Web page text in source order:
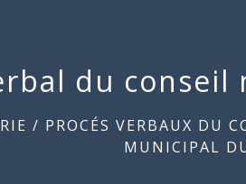
du
/ PROCÉS VERBAUX DU
MUNICIPAL